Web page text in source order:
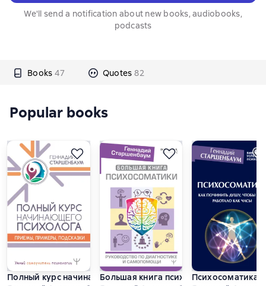
We'll send a notification about new books, audiobooks,
podcasts
Books 47 Quotes 82
Popular books
Полный курс начинающего психолога. Приемы, примеры,
Большая книга психосоматики.
Психосоматика.